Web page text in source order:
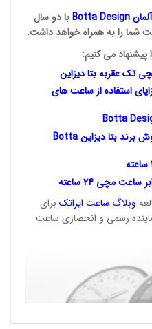
Botta Designبا دو سال
شما را به همراه خواهد داشت.
می کنیم:
تکعقربه بتا دیزاین
استفاده از ساعت های
Botta
برند بتا دیزاینBotta
ساعته
مچی 24 ساعته
وبلاگ ساعت ایراتک برای
رسمی و انحصاری ساعت